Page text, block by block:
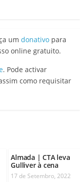
um donativo para
online gratuito.
. Pode activar
como requisitar
Almada | CTA leva
Gulliver à cena
17 de Setembro, 2022